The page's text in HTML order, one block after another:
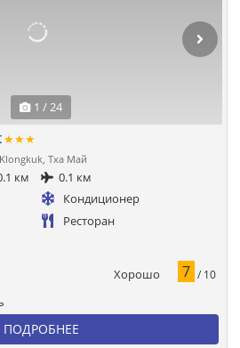
1 / 24
★★★
Тха Май
км
0.1 км
Кондиционер
Ресторан
Хорошо 7 / 10
ПОДРОБНЕЕ